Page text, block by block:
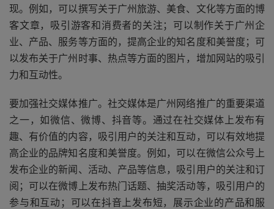
现。例如，可以撰写关于广州旅游、美食、文化等方面的博
客文章，吸引游客和消费者的关注；可以制作关于广州企
业、产品、服务等方面的，提高企业的知名度和美誉度；可
以发布关于广州时事、热点等方面的图片，增加网站的吸引
力和互动性。
要加强社交媒体推广。社交媒体是广州网络推广的重要渠道
之一，如微信、微博、抖音等。通过在社交媒体上发布有
趣、有价值的内容，吸引用户的关注和互动，可以有效地提
高企业的品牌知名度和美誉度。例如，可以在微信公众号上
发布企业的新闻、活动、产品等信息，吸引用户的关注和订
阅；可以在微博上发布热门话题、抽奖活动等，吸引用户的
参与和互动；可以在抖音上发布短，展示企业的产品和服